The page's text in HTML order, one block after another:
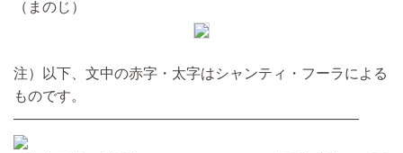
（まのじ）
注）以下、文中の赤字・太字はシャンティ・フーラによる
ものです。
————————————————————————